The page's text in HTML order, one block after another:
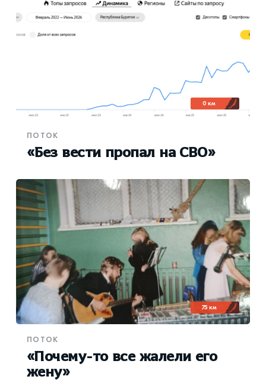
0 км
ПОТОК
«Без вести пропал на СВО»
75 км
ПОТОК
«Почему-то все жалели его
жену»